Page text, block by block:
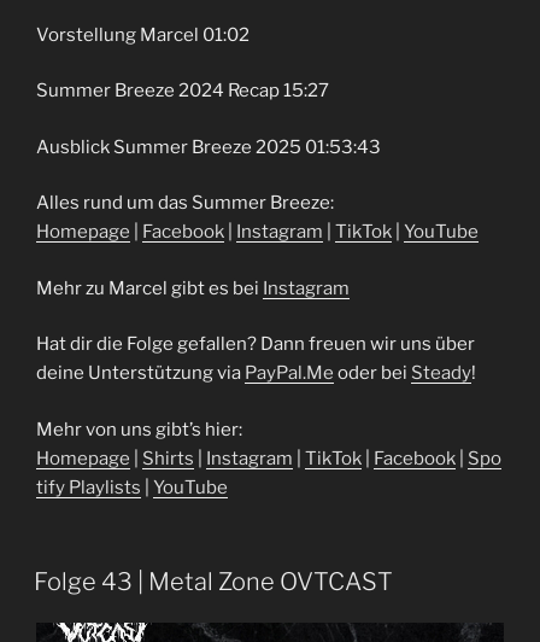
Vorstellung Marcel 01:02
Summer Breeze 2024 Recap 15:27
Ausblick Summer Breeze 2025 01:53:43
Alles rund um das Summer Breeze:
⁠⁠Homepage⁠⁠
⁠⁠Facebook⁠⁠ ⁠⁠Instagram⁠⁠ ⁠⁠TikTok⁠⁠ ⁠⁠YouTube⁠⁠
Mehr zu Marcel gibt es bei ⁠Instagram⁠
Hat dir die Folge gefallen? Dann freuen wir uns über
deine Unterstützung via ⁠⁠⁠⁠⁠⁠⁠⁠⁠⁠⁠PayPal.Me⁠⁠⁠⁠⁠⁠⁠⁠⁠⁠⁠ oder bei ⁠⁠⁠⁠⁠⁠⁠⁠⁠⁠⁠Steady⁠⁠⁠⁠⁠⁠⁠⁠⁠⁠⁠!
Mehr von uns gibt’s hier:
⁠⁠⁠⁠⁠⁠⁠⁠Homepage⁠⁠⁠⁠⁠⁠⁠⁠⁠⁠⁠
⁠⁠⁠⁠⁠⁠⁠⁠⁠⁠⁠Shirts⁠⁠⁠⁠⁠⁠⁠⁠⁠⁠⁠ ⁠⁠⁠⁠⁠⁠⁠⁠⁠⁠⁠Instagram⁠⁠⁠⁠⁠⁠⁠⁠⁠⁠⁠ ⁠⁠⁠⁠⁠⁠⁠⁠⁠⁠⁠TikTok⁠⁠⁠⁠⁠⁠⁠⁠⁠⁠⁠ ⁠⁠⁠⁠⁠⁠⁠⁠⁠⁠⁠Facebook⁠⁠⁠⁠⁠⁠⁠⁠⁠⁠⁠
⁠⁠⁠⁠⁠⁠⁠⁠⁠⁠⁠Spo
tify Playlists⁠⁠⁠⁠⁠⁠⁠⁠⁠⁠⁠
⁠⁠⁠⁠⁠⁠⁠⁠⁠⁠⁠YouTube⁠⁠
Folge 43 | Metal Zone OVTCAST